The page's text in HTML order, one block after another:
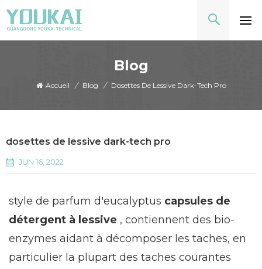
Blog
Accueil / Blog / Dosettes De Lessive Dark-Tech Pro
dosettes de lessive dark-tech pro
JUN 16, 2022
style de parfum d'eucalyptus capsules de
détergent à lessive , contiennent des bio-
enzymes aidant à décomposer les taches, en
particulier la plupart des taches courantes